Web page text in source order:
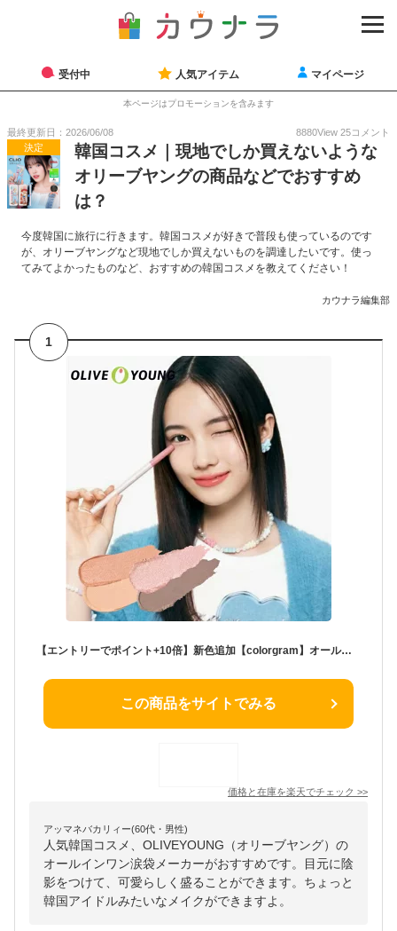
受付中 人気アイテム マイページ
本ページはプロモーションを含みます
最終更新日：2026/06/08 8880View 25コメント
決定
韓国コスメ｜現地でしか買えないような
オリーブヤングの商品などでおすすめ
は？
今度韓国に旅行に行きます。韓国コスメが好きで普段も使っているのです
が、オリーブヤングなど現地でしか買えないものを調達したいです。使っ
てみてよかったものなど、おすすめの韓国コスメを教えてください！
カウナラ編集部
1
【エントリーでポイント+10倍】新色追加【colorgram】オールインワン涙袋メーカー / ALL IN ONE AEGYO-SAL MAKER ポイントメイク アイメイク 陰影ライナー デイリーメイ アイシャドー カラーグラム 韓国コスメ オリーブヤング公式 【楽天海外通販】
この商品をサイトでみる
価格と在庫を楽天でチェック >>
アッマネバカリィー(60代・男性)
人気韓国コスメ、OLIVEYOUNG（オリーブヤング）の
オールインワン涙袋メーカーがおすすめです。目元に陰
影をつけて、可愛らしく盛ることができます。ちょっと
韓国アイドルみたいなメイクができますよ。